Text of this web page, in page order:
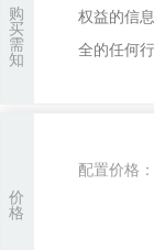
购
买
需
知
权益的信
全的任何
价
格
配置价格：